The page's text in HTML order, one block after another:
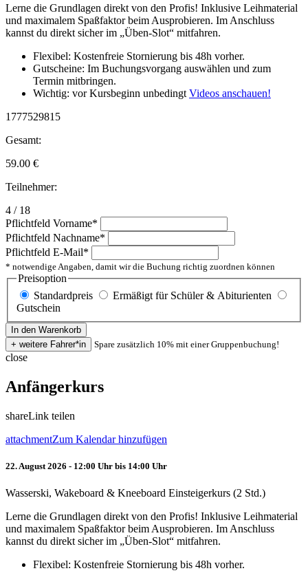
Lerne die Grundlagen direkt von den Profis! Inklusive Leihmaterial
und maximalem Spaßfaktor beim Ausprobieren. Im Anschluss
kannst du direkt sicher im „Üben-Slot“ mitfahren.
Flexibel: Kostenfreie Stornierung bis 48h vorher.
Gutscheine: Im Buchungsvorgang auswählen und zum
Termin mitbringen.
Wichtig: vor Kursbeginn unbedingt Videos anschauen!
1777529815
Gesamt:
59.00 €
Teilnehmer:
4 / 18
Pflichtfeld Vorname*
Pflichtfeld Nachname*
Pflichtfeld E-Mail*
* notwendige Angaben, damit wir die Buchung richtig zuordnen können
Preisoption
Standardpreis
Ermäßigt für Schüler & Abiturienten
Gutschein
Spare zusätzlich 10% mit einer Gruppenbuchung!
close
Anfängerkurs
shareLink teilen
attachmentZum Kalendar hinzufügen
22. August 2026 - 12:00 Uhr bis 14:00 Uhr
Wasserski, Wakeboard & Kneeboard Einsteigerkurs (2 Std.)
Lerne die Grundlagen direkt von den Profis! Inklusive Leihmaterial
und maximalem Spaßfaktor beim Ausprobieren. Im Anschluss
kannst du direkt sicher im „Üben-Slot“ mitfahren.
Flexibel: Kostenfreie Stornierung bis 48h vorher.